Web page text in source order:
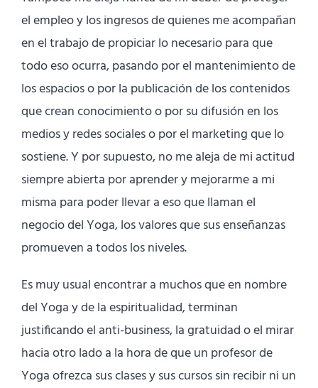
el empleo y los ingresos de quienes me acompañan
en el trabajo de propiciar lo necesario para que
todo eso ocurra, pasando por el mantenimiento de
los espacios o por la publicación de los contenidos
que crean conocimiento o por su difusión en los
medios y redes sociales o por el marketing que lo
sostiene. Y por supuesto, no me aleja de mi actitud
siempre abierta por aprender y mejorarme a mi
misma para poder llevar a eso que llaman el
negocio del Yoga, los valores que sus enseñanzas
promueven a todos los niveles.
Es muy usual encontrar a muchos que en nombre
del Yoga y de la espiritualidad, terminan
justificando el anti-business, la gratuidad o el mirar
hacia otro lado a la hora de que un profesor de
Yoga ofrezca sus clases y sus cursos sin recibir ni un